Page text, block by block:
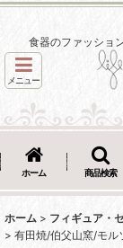
食器のファッショ
メニュー
ホーム 商品検索
ホーム > フィギュア・
> 有田焼/伯父山窯/モ